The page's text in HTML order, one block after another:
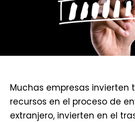
Muchas empresas invierten
recursos en el proceso de
extranjero, invierten en el